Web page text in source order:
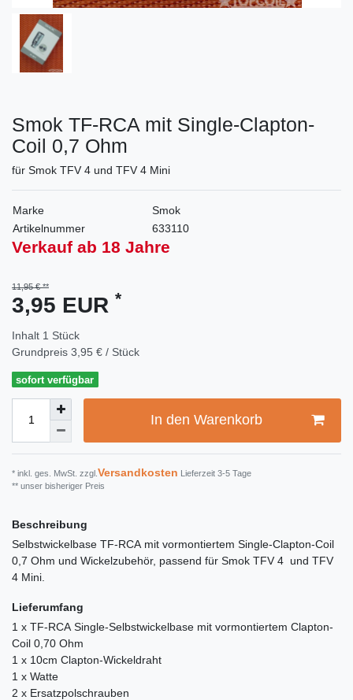
Smok TF-RCA mit Single-Clapton-
Coil 0,7 Ohm
für Smok TFV 4 und TFV 4 Mini
Marke
Smok
Artikelnummer
633110
Verkauf ab 18 Jahre
11,95 €
3,95 EUR *
Inhalt 1 Stück
Grundpreis 3,95 € / Stück
sofort verfügbar
In den Warenkorb
* inkl. ges. MwSt. zzgl. Versandkosten Lieferzeit 3-5 Tage
** unser bisheriger Preis
Beschreibung
Selbstwickelbase TF-RCA mit vormontiertem Single-Clapton-Coil
0,7 Ohm und Wickelzubehör, passend für Smok TFV 4 und TFV
4 Mini.
Lieferumfang
1 x TF-RCA Single-Selbstwickelbase mit vormontiertem Clapton-
Coil 0,70 Ohm
1 x 10cm Clapton-Wickeldraht
1 x Watte
2 x Ersatzpolschrauben